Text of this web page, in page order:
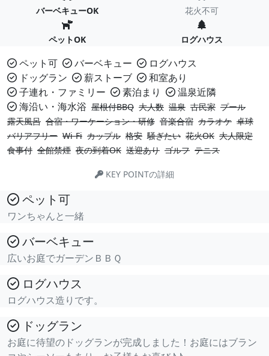
バーベキューOK 花火不可
ペットOK ログハウス
ペット可 バーベキュー
ログハウス
ドッグラン
薪ストーブ
和室あり
子連れ・ファミリー
素泊まり
温泉近隣
海沿い・海水浴 屋根付BBQ 大人数 温泉 古民家 プール
露天風呂 合宿・ワーケーション・研修 音楽合宿 カラオケ 卓球
バリアフリー Wi-Fi カップル 格安 騒ぎたい 花火OK 大人限定
食事付 全館禁煙 夜の到着OK 送迎あり ゴルフ テニス
KEY POINTの詳細
ペット可
ワンちゃんと一緒
バーベキュー
広いお庭でガーデンＢＢＱ
ログハウス
ログハウス造りです。
ドッグラン
お庭に待望のドッグランが完成しました！お庭にはブラン